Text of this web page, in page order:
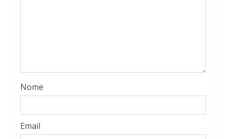
Nome
Email